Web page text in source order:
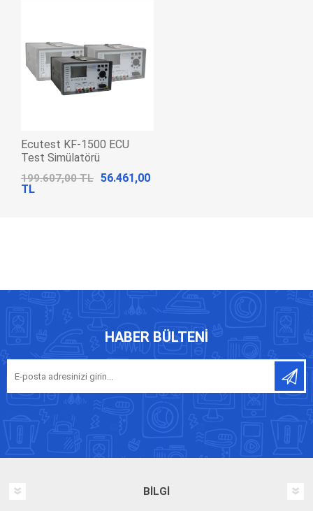
Ecutest KF-1500 ECU
Test Simülatörü
199.607,00 TL 56.461,00
TL
HABER BÜLTENI
BILGI